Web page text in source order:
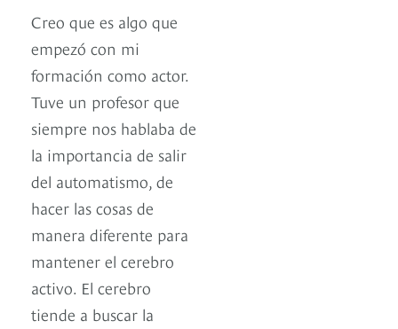
Creo que es algo que
empezó con mi
formación como actor.
Tuve un profesor que
siempre nos hablaba de
la importancia de salir
del automatismo, de
hacer las cosas de
manera diferente para
mantener el cerebro
activo. El cerebro
tiende a buscar la